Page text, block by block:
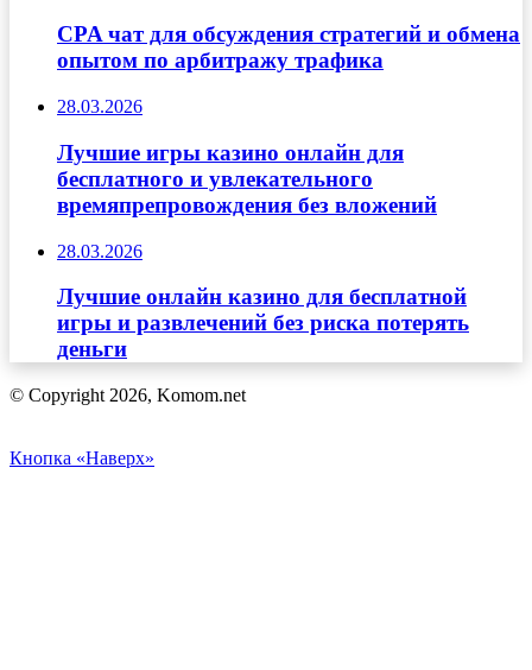
CPA чат для обсуждения стратегий и обмена
опытом по арбитражу трафика
28.03.2026
Лучшие игры казино онлайн для
бесплатного и увлекательного
времяпрепровождения без вложений
28.03.2026
Лучшие онлайн казино для бесплатной
игры и развлечений без риска потерять
деньги
© Copyright 2026, Komom.net
Кнопка «Наверх»